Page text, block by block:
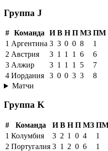
Группа J
# Команда И В Н П МЗ ПМ
1 Аргентина 3 3 0 0 8 1
2 Австрия 3 1 1 1 6 6
3 Алжир 3 1 1 1 5 7
4 Иордания 3 0 0 3 3 8
Матчи
Группа K
# Команда И В Н П МЗ
1 Колумбия 3 2 1 0 4 1
2 Португалия 3 1 2 0 6 1